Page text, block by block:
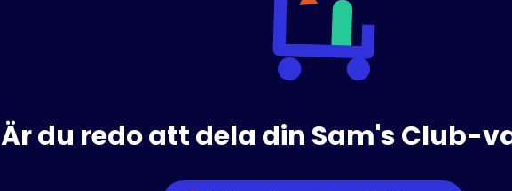
Är du redo att dela din Sam's Club-